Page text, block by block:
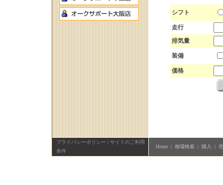
シフト
走行
排気量
装備
価格
プライバシーポリシー | サイトのご利用
条件
Home| 相場検索| 購入 |